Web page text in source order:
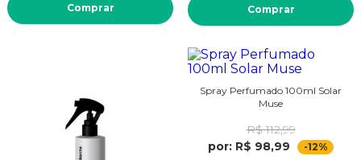
Comprar Comprar
Spray Perfumado 100ml Solar
Muse
R$ 112,99
por: R$ 98,99
-12%